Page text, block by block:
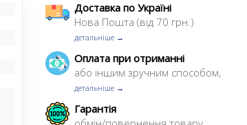
Доставка по Україні
Нова Пошта (від 70 грн.)
детальніше →
Оплата при отриманні
або іншим зручним способом,
детальніше →
Гарантія